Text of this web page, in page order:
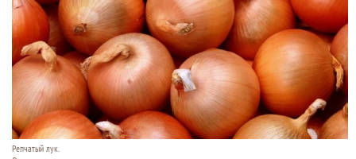
Репчатый лук.